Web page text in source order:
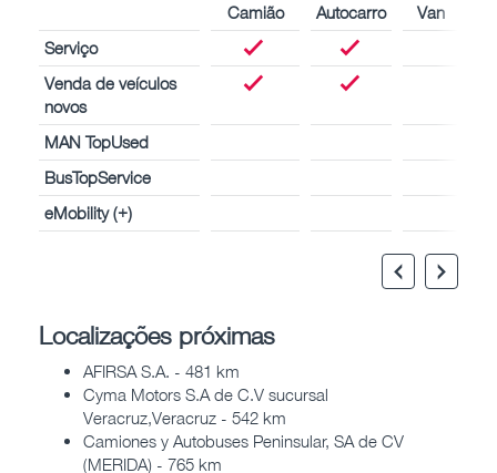
Camião Autocarro
Van
Serviço
Venda de veículos
novos
MAN TopUsed
BusTopService
eMobility (+)
Localizações próximas
AFIRSA S.A. - 481 km
Cyma Motors S.A de C.V sucursal
Veracruz,Veracruz - 542 km
Camiones y Autobuses Peninsular, SA de CV
(MERIDA) - 765 km